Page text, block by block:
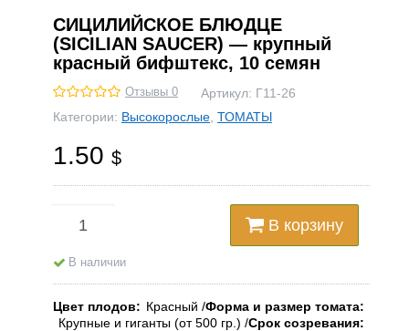
СИЦИЛИЙСКОЕ БЛЮДЦЕ
(SICILIAN SAUCER) — крупный
красный бифштекс, 10 семян
Отзывы 0 Артикул: Г11-26
Категории: Высокорослые ТОМАТЫ
1.50 $
В корзину
В наличии
Цвет плодов Красный Форма и размер томата
Крупные и гиганты (от 500 гр.) Срок созревания